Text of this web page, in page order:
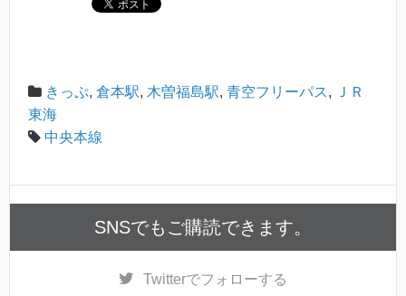
きっぷ, 倉本駅, 木曽福島駅, 青空フリーパス,
ＪＲ
東海
中央本線
SNSでもご購読できます。
Twitterでフォローする